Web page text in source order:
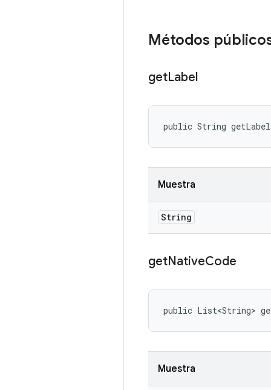
Métodos
getLabel
public String
Muestra
String
getNativeCode
public List<String>
Muestra